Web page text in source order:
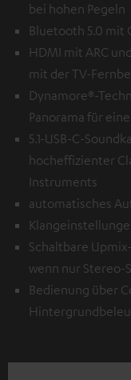
bei hohen Pegeln
Bluetooth 5.0 mit
HDMI mit ARC
mit der TV-
Dynamore®-
Panorama für
5.1-USB-C-
hocheffizienter
Instruments
automatisches
Schaltbare
wenn nur Stereo-
Bedienung über